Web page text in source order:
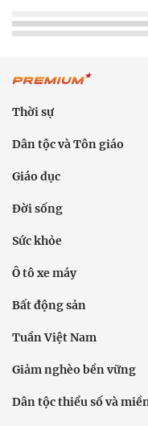
Thời sự
Dân tộc và Tôn giáo
Giáo dục
Đời sống
Sức khỏe
Ô tô xe máy
Bất động sản
Tuần Việt Nam
Giảm nghèo bền vững
Dân tộc thiểu số và